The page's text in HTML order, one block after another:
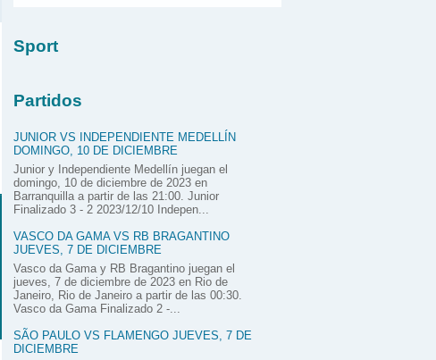
Sport
Partidos
JUNIOR VS INDEPENDIENTE MEDELLÍN
DOMINGO, 10 DE DICIEMBRE
Junior y Independiente Medellín juegan el
domingo, 10 de diciembre de 2023 en
Barranquilla a partir de las 21:00. Junior
Finalizado 3 - 2 2023/12/10 Indepen...
VASCO DA GAMA VS RB BRAGANTINO
JUEVES, 7 DE DICIEMBRE
Vasco da Gama y RB Bragantino juegan el
jueves, 7 de diciembre de 2023 en Rio de
Janeiro, Rio de Janeiro a partir de las 00:30.
Vasco da Gama Finalizado 2 -...
SÃO PAULO VS FLAMENGO JUEVES, 7 DE
DICIEMBRE